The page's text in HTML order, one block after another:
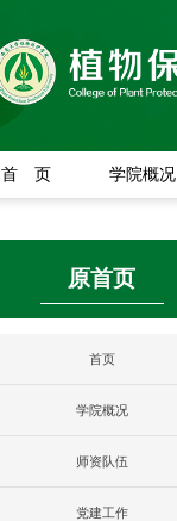
首 页 学院概况
原首页
首页
学院概况
师资队伍
党建工作